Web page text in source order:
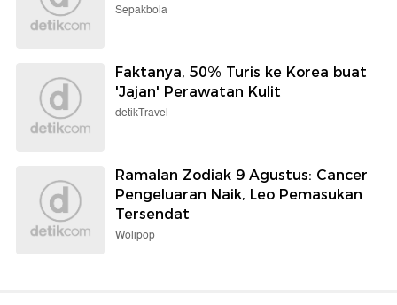
Sepakbola
Faktanya, 50% Turis ke Korea buat
'Jajan' Perawatan Kulit
detikTravel
Ramalan Zodiak 9 Agustus: Cancer
Pengeluaran Naik, Leo Pemasukan
Tersendat
Wolipop